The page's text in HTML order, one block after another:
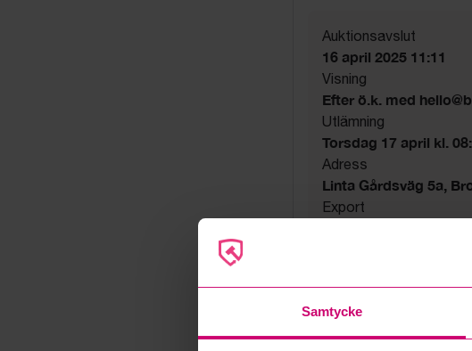
Samtycke
Auktionsavslut
16 april 2025 11:11
Visning
Efter ö.k. med
Utlämning
Torsdag 17 april kl.
Adress
Linta Gårdsväg 5a,
Export
Säljare
Företag